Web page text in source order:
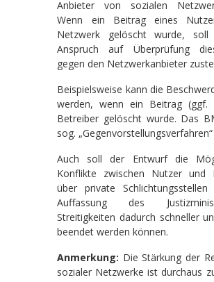
Anbieter von sozialen
Wenn ein Beitrag eines
Netzwerk gelöscht wurde,
Anspruch auf Überprüfung
gegen den Netzwerkanbieter
Beispielsweise kann die
werden, wenn ein Beitrag (ggf.
Betreiber gelöscht wurde. Das
sog.
Auch soll der Entwurf die
Konflikte zwischen Nutzer und
über private Schlichtungsstellen
Auffassung des
Streitigkeiten dadurch schneller
beendet werden können.
Anmerkung: Die Stärkung der
sozialer Netzwerke ist durchaus